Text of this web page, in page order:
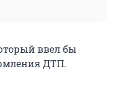
ввел бы
ДТП.